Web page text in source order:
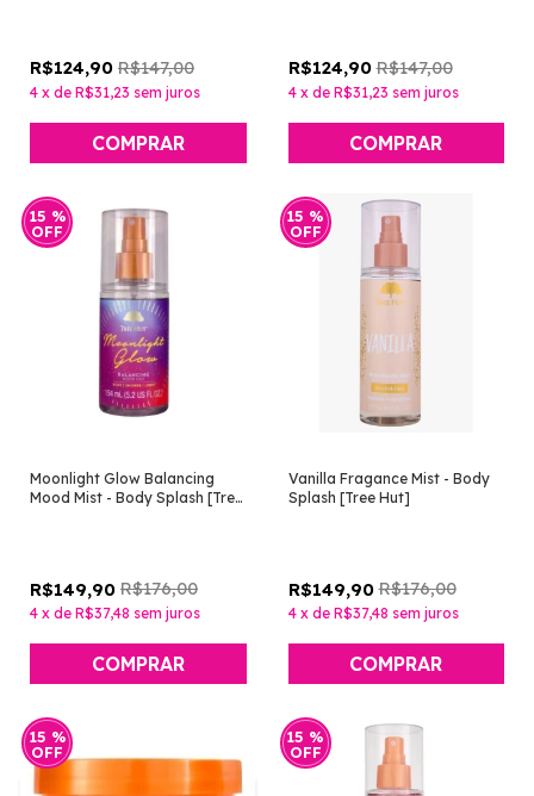
R$124,90 R$147,00
4 x de R$31,23 sem juros
R$124,90 R$147,00
4 x de R$31,23 sem juros
15 %
OFF
Moonlight Glow Balancing
Mood Mist - Body Splash [Tree
R$149,90 R$176,00
4 x de R$37,48 sem juros
15 %
OFF
Vanilla Fragance Mist - Body
Splash [Tree Hut]
R$149,90 R$176,00
4 x de R$37,48 sem juros
15 %
OFF
15 %
OFF